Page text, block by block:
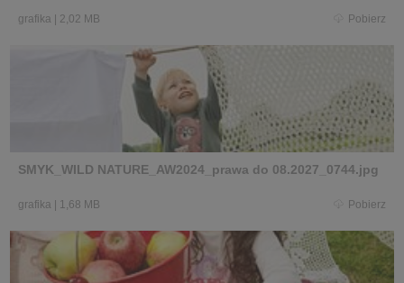
grafika 2,02 MB Pobierz
SMYK_WILD NATURE_AW2024_prawa do 08.2027_0744.jpg
grafika 1,68 MB Pobierz